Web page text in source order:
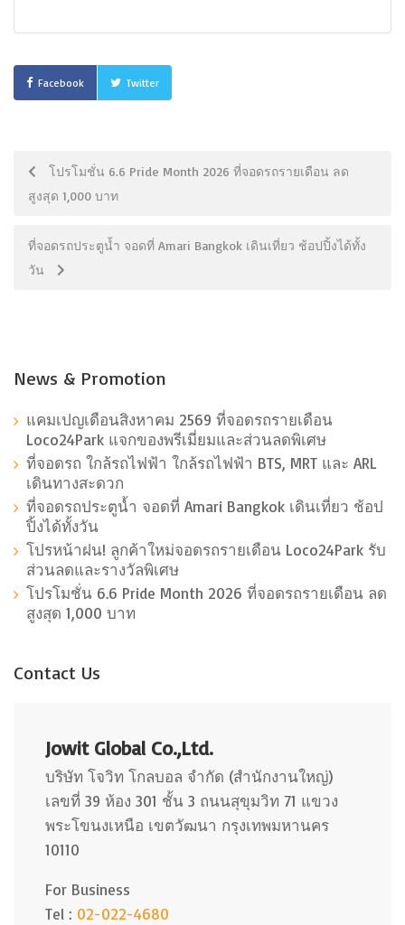
Facebook Twitter
โปรโมชั่น 6.6 Pride Month 2026 ที่จอดรถรายเดือน ลด
สูงสุด 1,000 บาท
ที่จอดรถประตูน้ำ จอดที่ Amari Bangkok เดินเที่ยว ช้อปปิ้งได้ทั้ง
วัน
News & Promotion
แคมเปญเดือนสิงหาคม 2569 ที่จอดรถรายเดือน
Loco24Park แจกของพรีเมี่ยมและส่วนลดพิเศษ
ที่จอดรถ ใกล้รถไฟฟ้า ใกล้รถไฟฟ้า BTS, MRT และ ARL
เดินทางสะดวก
ที่จอดรถประตูน้ำ จอดที่ Amari Bangkok เดินเที่ยว ช้อป
ปิ้งได้ทั้งวัน
โปรหน้าฝน! ลูกค้าใหม่จอดรถรายเดือน Loco24Park รับ
ส่วนลดและรางวัลพิเศษ
โปรโมชั่น 6.6 Pride Month 2026 ที่จอดรถรายเดือน ลด
สูงสุด 1,000 บาท
Contact Us
Jowit Global Co.,Ltd.
บริษัท โจวิท โกลบอล จำกัด (สำนักงานใหญ่)
เลขที่ 39 ห้อง 301 ชั้น 3 ถนนสุขุมวิท 71 แขวง
พระโขนงเหนือ เขตวัฒนา กรุงเทพมหานคร
10110
For Business
Tel : 02-022-4680